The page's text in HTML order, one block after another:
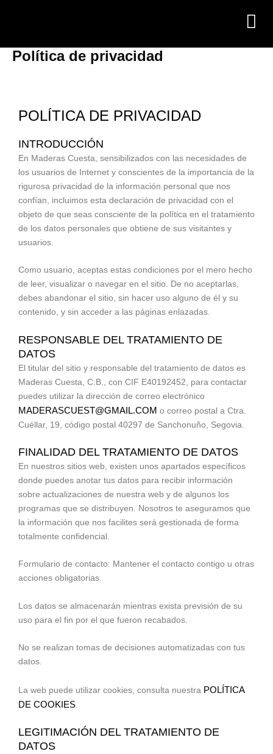
Política de privacidad
POLÍTICA DE PRIVACIDAD
INTRODUCCIÓN
En Maderas Cuesta, sensibilizados con las necesidades de
los usuarios de Internet y conscientes de la importancia de la
rigurosa privacidad de la información personal que nos
confían, incluimos esta declaración de privacidad con el
objeto de que seas consciente de la política en el tratamiento
de los datos personales que obtiene de sus visitantes y
usuarios.
Como usuario, aceptas estas condiciones por el mero hecho
de leer, visualizar o navegar en el sitio. De no aceptarlas,
debes abandonar el sitio, sin hacer uso alguno de él y su
contenido, y sin acceder a las páginas enlazadas.
RESPONSABLE DEL TRATAMIENTO DE
DATOS
El titular del sitio y responsable del tratamiento de datos es
Maderas Cuesta, C.B., con CIF E40192452, para contactar
puedes utilizar la dirección de correo electrónico
MADERASCUEST@GMAIL.COM o correo postal a Ctra.
Cuéllar, 19, código postal 40297 de Sanchonuño, Segovia.
FINALIDAD DEL TRATAMIENTO DE DATOS
En nuestros sitios web, existen unos apartados específicos
donde puedes anotar tus datos para recibir información
sobre actualizaciones de nuestra web y de algunos los
programas que se distribuyen. Nosotros te aseguramos que
la información que nos facilites será gestionada de forma
totalmente confidencial.
Formulario de contacto: Mantener el contacto contigo u otras
acciones obligatorias.
Los datos se almacenarán mientras exista previsión de su
uso para el fin por el que fueron recabados.
No se realizan tomas de decisiones automatizadas con tus
datos.
La web puede utilizar cookies, consulta nuestra POLÍTICA
DE COOKIES
LEGITIMACIÓN DEL TRATAMIENTO DE
DATOS